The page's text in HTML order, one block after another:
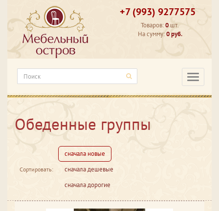
+7 (993) 9277575
Товаров:0 шт.
На сумму:0 руб.
Обеденные группы
Сортировать:
сначала новые
сначала дешевые
сначала дорогие